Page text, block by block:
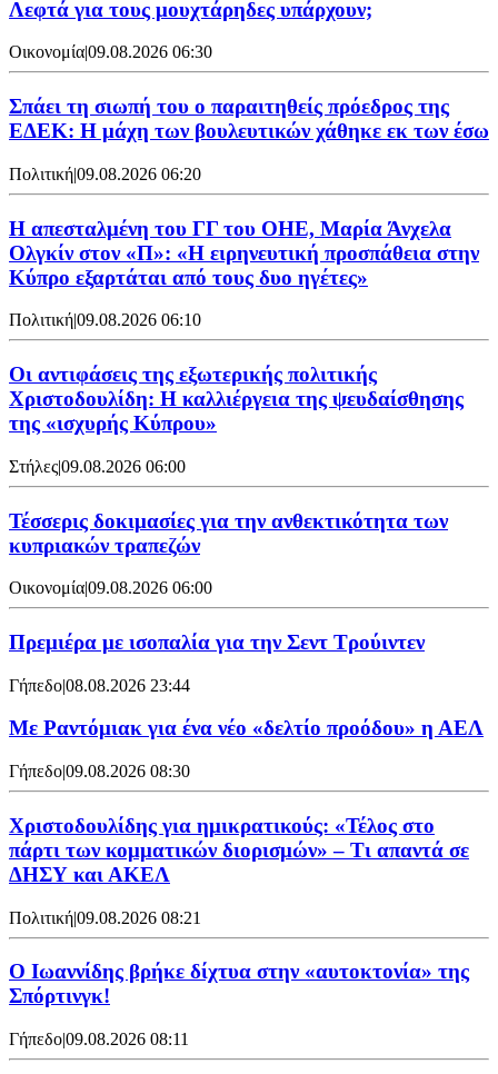
Λεφτά για τους μουχτάρηδες υπάρχουν;
Οικονομία09.08.2026 06:30
Σπάει τη σιωπή του ο παραιτηθείς πρόεδρος της
ΕΔΕΚ: Η μάχη των βουλευτικών χάθηκε εκ των έσω
Πολιτική|09.08.2026 06:20
Η απεσταλμένη του ΓΓ του ΟΗΕ, Μαρία Άνχελα
Ολγκίν στον «Π»: «Η ειρηνευτική προσπάθεια στην
Κύπρο εξαρτάται από τους δυο ηγέτες»
Πολιτική|09.08.2026 06:10
Οι αντιφάσεις της εξωτερικής πολιτικής
Χριστοδουλίδη: Η καλλιέργεια της ψευδαίσθησης
της «ισχυρής Κύπρου»
Στήλες|09.08.2026 06:00
Τέσσερις δοκιμασίες για την ανθεκτικότητα των
κυπριακών τραπεζών
Οικονομία|09.08.2026 06:00
Πρεμιέρα με ισοπαλία για την Σεντ Τρούιντεν
Γήπεδο|08.08.2026 23:44
Με Ραντόμιακ για ένα νέο «δελτίο προόδου» η ΑΕΛ
Γήπεδο|09.08.2026 08:30
Χριστοδουλίδης για ημικρατικούς: «Τέλος στο
πάρτι των κομματικών διορισμών» – Τι απαντά σε
ΔΗΣΥ και ΑΚΕΛ
Πολιτική|09.08.2026 08:21
Ο Ιωαννίδης βρήκε δίχτυα στην «αυτοκτονία» της
Σπόρτινγκ!
Γήπεδο|09.08.2026 08:11